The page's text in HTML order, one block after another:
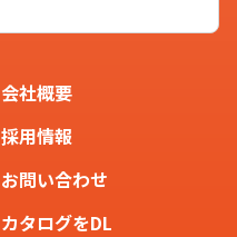
会社概要
採用情報
お問い合わせ
カタログをDL